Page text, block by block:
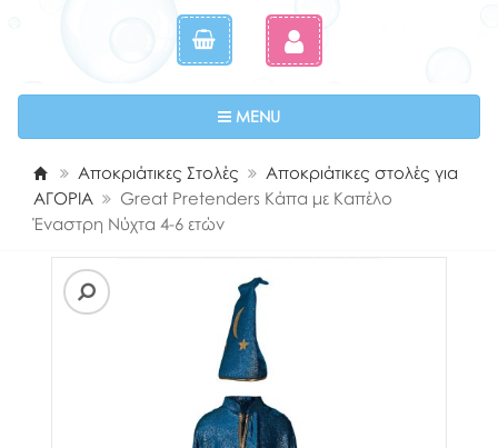
MENUToggle navigation
Αποκριάτικες Στολές
Αποκριάτικες στολές για
ΑΓΟΡΙΑ
Great Pretenders Κάπα με Καπέλο
Έναστρη Νύχτα 4-6 ετών